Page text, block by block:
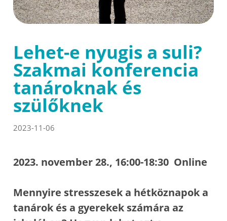
Lehet-e nyugis a suli?
Szakmai konferencia
tanároknak és
szülőknek
2023-11-06
2023. november 28., 16:00-18:30 Online
Mennyire stresszesek a hétköznapok a
tanárok és a gyerekek számára az